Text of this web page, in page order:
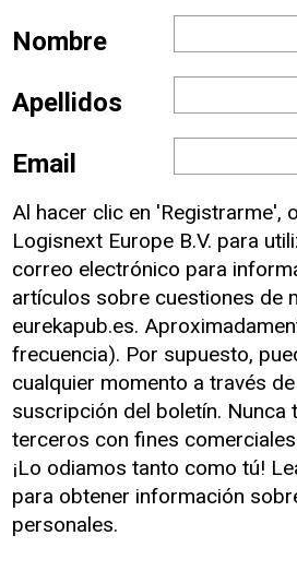
como se prometió y
ingeniero de proyectos de
mercancía a tiempo y en
la seguridad”.
Nombre
Apellidos
Email
Al hacer clic en 'Registrarme',
Logisnext Europe B.V. para
correo electrónico para
artículos sobre cuestiones de
eurekapub.es.
frecuencia). Por supuesto,
cualquier momento a través
suscripción del boletín.
terceros con fines
¡Lo odiamos tanto como tú!
para obtener información
personales.